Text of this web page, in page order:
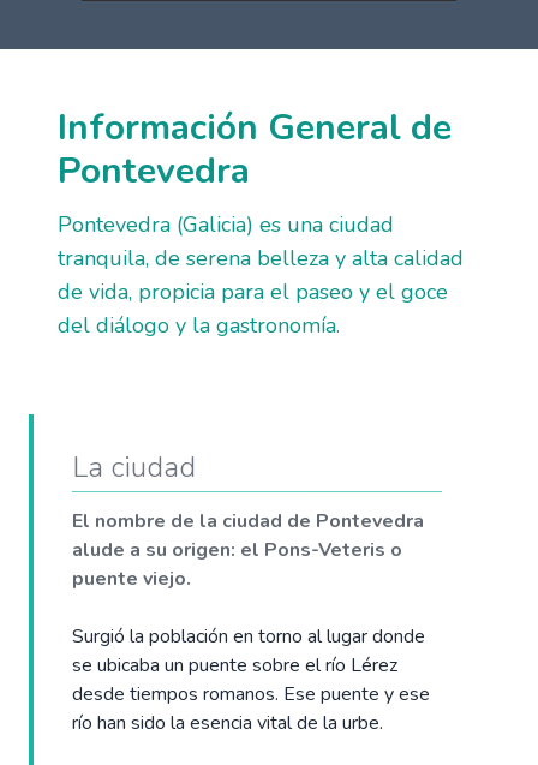
Información General de
Pontevedra
Pontevedra (Galicia) es una ciudad
tranquila, de serena belleza y alta calidad
de vida, propicia para el paseo y el goce
del diálogo y la gastronomía.
La ciudad
El nombre de la ciudad de Pontevedra
alude a su origen: el Pons-Veteris o
puente viejo.
Surgió la población en torno al lugar donde
se ubicaba un puente sobre el río Lérez
desde tiempos romanos. Ese puente y ese
río han sido la esencia vital de la urbe.